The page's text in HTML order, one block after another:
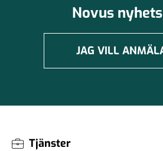
Novus
JAG VILL
Tjänster